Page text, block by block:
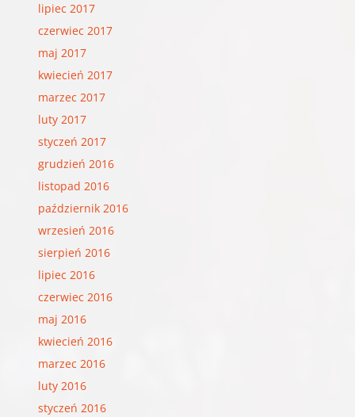
lipiec 2017
czerwiec 2017
maj 2017
kwiecień 2017
marzec 2017
luty 2017
styczeń 2017
grudzień 2016
listopad 2016
październik 2016
wrzesień 2016
sierpień 2016
lipiec 2016
czerwiec 2016
maj 2016
kwiecień 2016
marzec 2016
luty 2016
styczeń 2016